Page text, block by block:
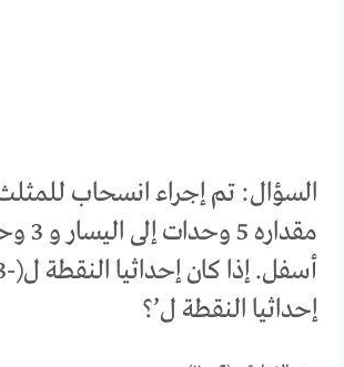
السؤال: تم إجراء انسحاب
مقداره
إحداثيا النقطة ل’؟